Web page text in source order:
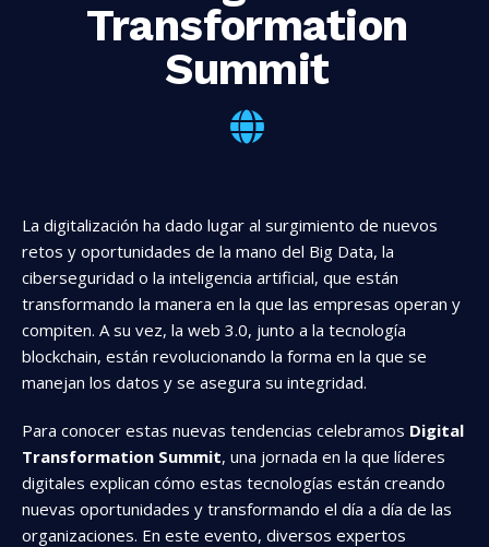
Transformation
Summit
La digitalización ha dado lugar al surgimiento de nuevos
retos y oportunidades de la mano del Big Data, la
ciberseguridad o la inteligencia artificial, que están
transformando la manera en la que las empresas operan y
compiten. A su vez, la web 3.0, junto a la tecnología
blockchain, están revolucionando la forma en la que se
manejan los datos y se asegura su integridad.
Para conocer estas nuevas tendencias celebramos Digital
Transformation Summit, una jornada en la que líderes
digitales explican cómo estas tecnologías están creando
nuevas oportunidades y transformando el día a día de las
organizaciones. En este evento, diversos expertos